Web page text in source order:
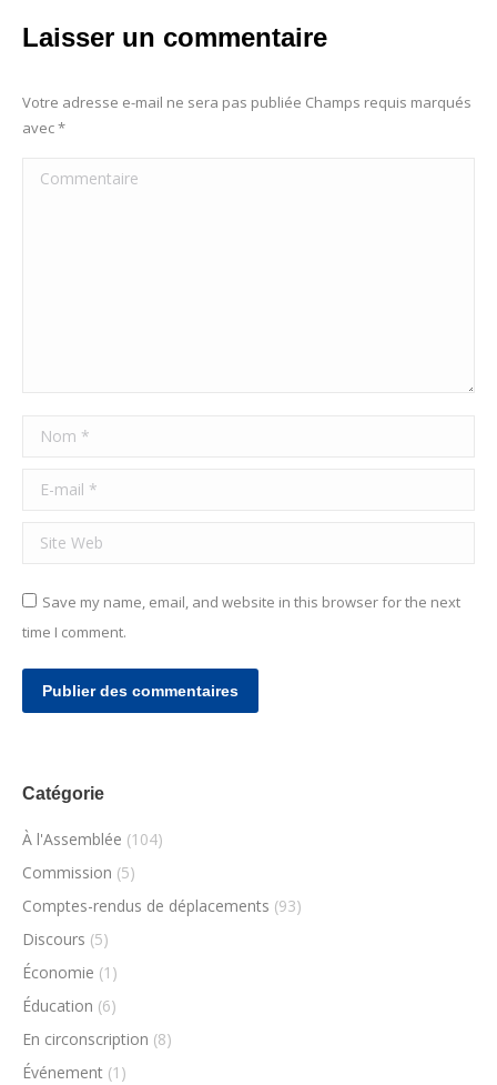
Laisser un commentaire
Votre adresse e-mail ne sera pas publiée Champs requis marqués
avec*
Commentaire
Nom *
E-mail *
Site Web
Save my name, email, and website in this browser for the next
time I comment.
Publier des commentaires
Catégorie
À l'Assemblée (104)
Commission (5)
Comptes-rendus de déplacements (93)
Discours (5)
Économie (1)
Éducation (6)
En circonscription (8)
Événement (1)